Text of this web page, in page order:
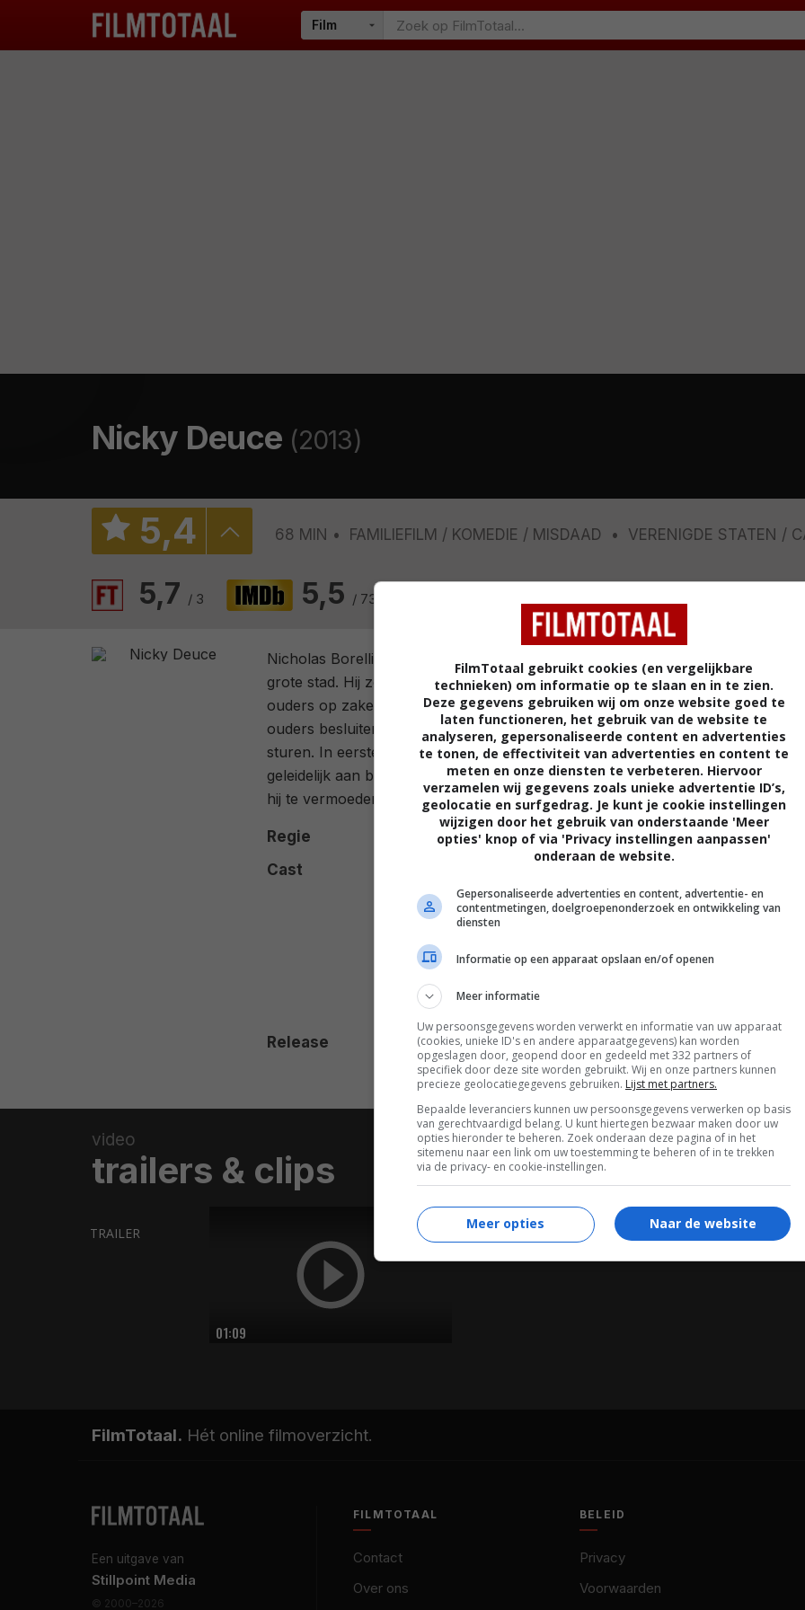
Nicky Deuce (2013)
5,4 68 MIN FAMILIEFILM KOMEDIE MISDAAD VERENIGDE STATEN
5,7 / 3 5,5 / 738 2,4
Nicholas Borelli II is een tiener die woont in een saaide suburb van een
grote stad. Hij zou naar een wiskundekamp moeten gaan terwijl zijn
ouders op zakenreis gaan, maar het kamp wordt gecancelled en zijn
ouders besluiten hem naar zijn oma Tutti en oom Frankie in Brooklyn te
sturen. In eerste instantie vindt Nicky het vreselijk om daar te zijn, maar
geleidelijk aan begint hij er steeds meer van te genieten. Maar dan begint
hij te vermoeden dat zijn oom een gangster is, net als in de films...
Regie Jonathan A. Rosenbaum.
Cast
Camacho,Rita Moreno,Steve Schirripa,
Arthur Holden,Tony Sirico,Kwasi Songui,
Curatola,Jesse Camacho,Elisabetta
Fantone ,Cristine Prosperi
Terrazzano
Release
27.05.2013
video
trailers & clips
01:09
TRAILER
FilmTotaal. Hét online filmoverzicht.
Een uitgave van
Stillpoint Media
© 2000–2026
FILMTOTAAL
Contact
Over ons
BELEID
Privacy
Voorwaarden
FilmTotaal gebruikt cookies (en vergelijkbare
technieken) om informatie op te slaan en in te zien.
Deze gegevens gebruiken wij om onze website goed te
laten functioneren, het gebruik van de website te
analyseren, gepersonaliseerde content en advertenties
te tonen, de effectiviteit van advertenties en content te
meten en onze diensten te verbeteren. Hiervoor
verzamelen wij gegevens zoals unieke advertentie ID’s,
geolocatie en surfgedrag. Je kunt je cookie instellingen
wijzigen door het gebruik van onderstaande 'Meer
opties' knop of via 'Privacy instellingen aanpassen'
onderaan de website.
Gepersonaliseerde advertenties en content, advertentie- en
contentmetingen, doelgroepenonderzoek en ontwikkeling van
diensten
Informatie op een apparaat opslaan en/of openen
Meer informatie
Uw persoonsgegevens worden verwerkt en informatie van uw apparaat
(cookies, unieke ID's en andere apparaatgegevens) kan worden
opgeslagen door, geopend door en gedeeld met 332 partners of
specifiek door deze site worden gebruikt. Wij en onze partners kunnen
precieze geolocatiegegevens gebruiken. Lijst met partners.
Bepaalde leveranciers kunnen uw persoonsgegevens verwerken op basis
van gerechtvaardigd belang. U kunt hiertegen bezwaar maken door uw
opties hieronder te beheren. Zoek onderaan deze pagina of in het
sitemenu naar een link om uw toestemming te beheren of in te trekken
via de privacy- en cookie-instellingen.
Naar de website
Meer opties